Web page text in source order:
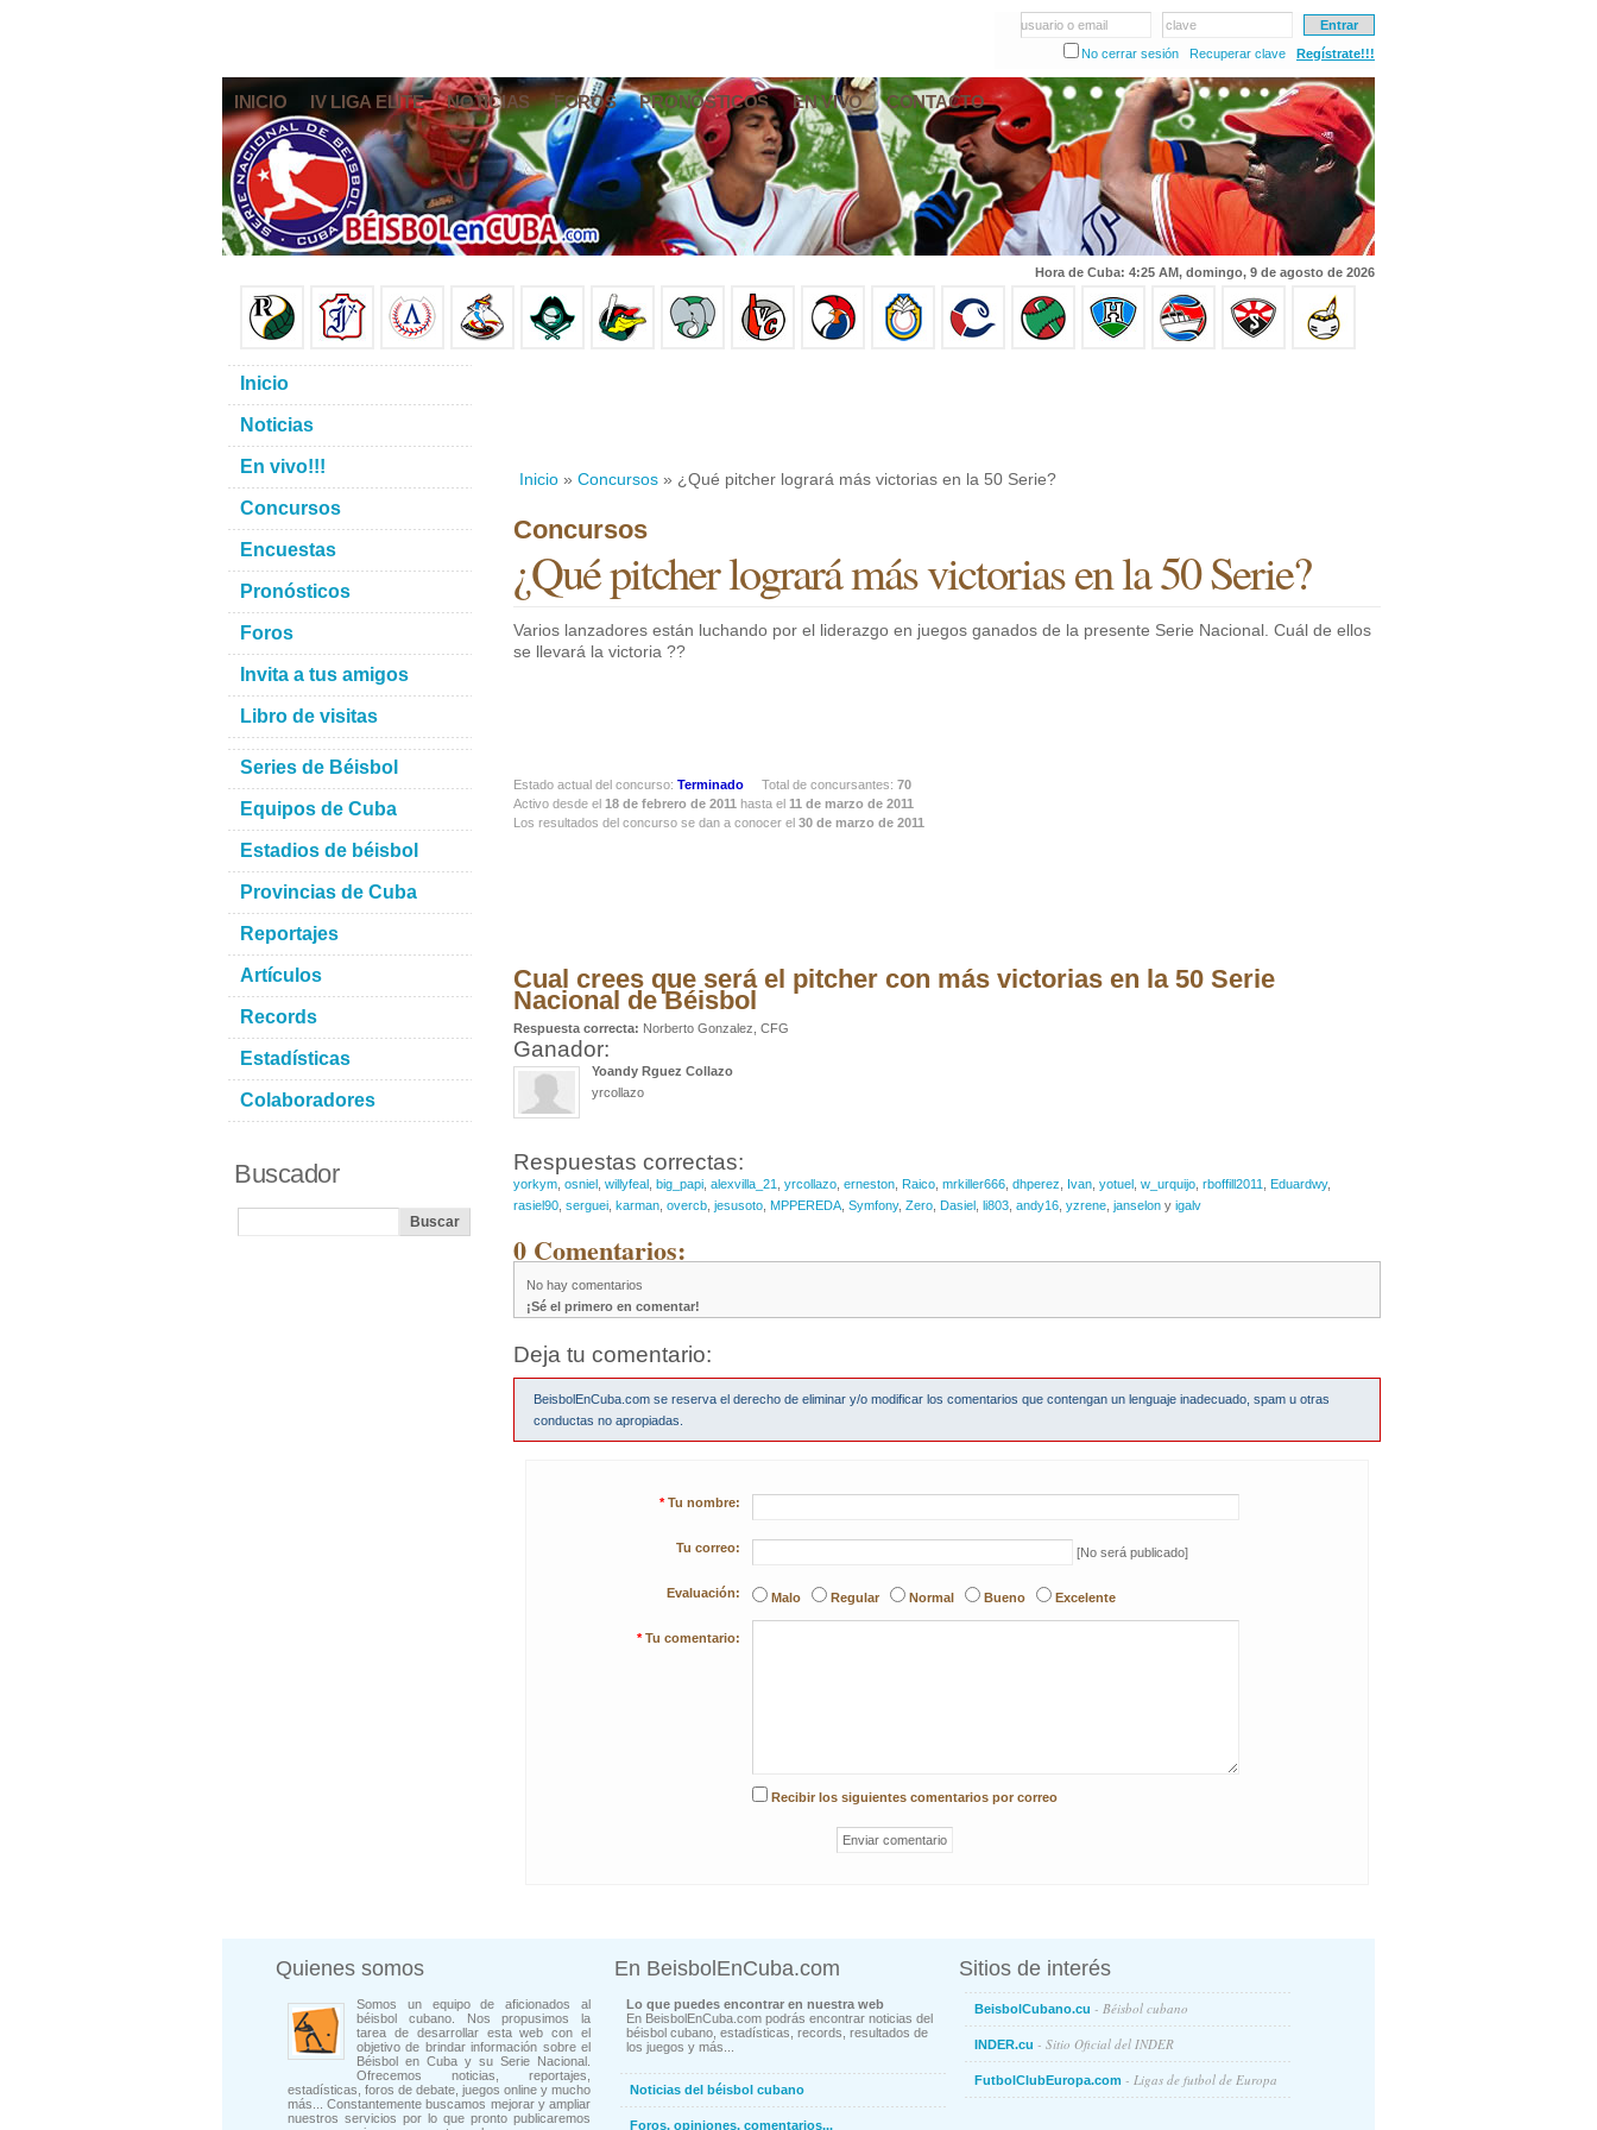
usuario o email
clave
No cerrar sesión
Recuperar clave Regístrate!!!
INICIO IV LIGA ELITE NOTICIAS FOROS PRONÓSTICOS EN VIVO CONTACTO
Hora de Cuba: 4:25 AM, domingo, 9 de agosto de 2026
Inicio » Concursos » ¿Qué pitcher logrará más victorias en la 50 Serie?
Concursos
¿Qué pitcher logrará más victorias en la 50 Serie?
Varios lanzadores están luchando por el liderazgo en juegos ganados de la presente Serie Nacional. Cuál de ellos
se llevará la victoria ??
Estado actual del concurso: Terminado Total de concursantes: 70
Activo desde el 18 de febrero de 2011 hasta el 11 de marzo de 2011
Los resultados del concurso se dan a conocer el 30 de marzo de 2011
Cual crees que será el pitcher con más victorias en la 50 Serie
Nacional de Béisbol
Respuesta correcta: Norberto Gonzalez, CFG
Ganador:
Yoandy Rguez Collazo
yrcollazo
Respuestas correctas:
yorkym osniel willyfeal big_papi alexvilla_21 yrcollazo erneston Raico mrkiller666 dhperez Ivan yotuel w_urquijo rboffill2011 Eduardwy,
rasiel90 serguei karman overcb jesusoto MPPEREDA Symfony, Zero Dasiel li803 andy16 yzrene janselon y igalv
0 Comentarios:
No hay comentarios
¡Sé el primero en comentar!
Deja tu comentario:
BeisbolEnCuba.com se reserva el derecho de eliminar y/o modificar los comentarios que contengan un lenguaje inadecuado, spam u otras
conductas no apropiadas.
* Tu nombre:
Tu correo: [No será publicado]
Evaluación: Malo Regular Normal Bueno Excelente
* Tu comentario:
Recibir los siguientes comentarios por correo
Inicio
Noticias
En vivo!!!
Concursos
Encuestas
Pronósticos
Foros
Invita a tus amigos
Libro de visitas
Series de Béisbol
Equipos de Cuba
Estadios de béisbol
Provincias de Cuba
Reportajes
Artículos
Records
Estadísticas
Colaboradores
Buscador
Quienes somos
Somos un equipo de aficionados al
béisbol cubano. Nos propusimos la
tarea de desarrollar esta web con el
objetivo de brindar información sobre el
Béisbol en Cuba y su Serie Nacional.
Ofrecemos noticias, reportajes,
estadísticas, foros de debate, juegos online y mucho
más... Constantemente buscamos mejorar y ampliar
nuestros servicios por lo que pronto publicaremos
En BeisbolEnCuba.com
Lo que puedes encontrar en nuestra web
En BeisbolEnCuba.com podrás encontrar noticias del
béisbol cubano, estadísticas, records, resultados de
los juegos y más...
Noticias del béisbol cubano
Foros, opiniones, comentarios...
Sitios de interés
BeisbolCubano.cu - Béisbol cubano
INDER.cu - Sitio Oficial del INDER
FutbolClubEuropa.com - Ligas de futbol de Europa